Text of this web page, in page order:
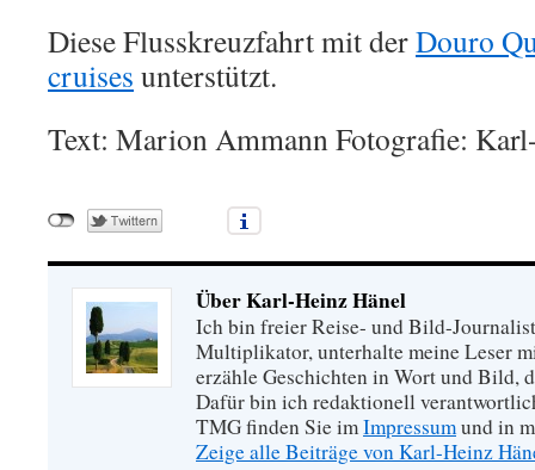
Diese Flusskreuzfahrt mit derDouro
cruises unterstützt.
Text: Marion Ammann Fotografie:
Über Karl-Heinz Hänel
Ich bin freier Reise- und Bild-
Multiplikator, unterhalte meine Leser
erzähle Geschichten in Wort und Bild,
Dafür bin ich redaktionell
TMG finden Sie imImpressumund in
Zeige alle Beiträge von Karl-Heinz